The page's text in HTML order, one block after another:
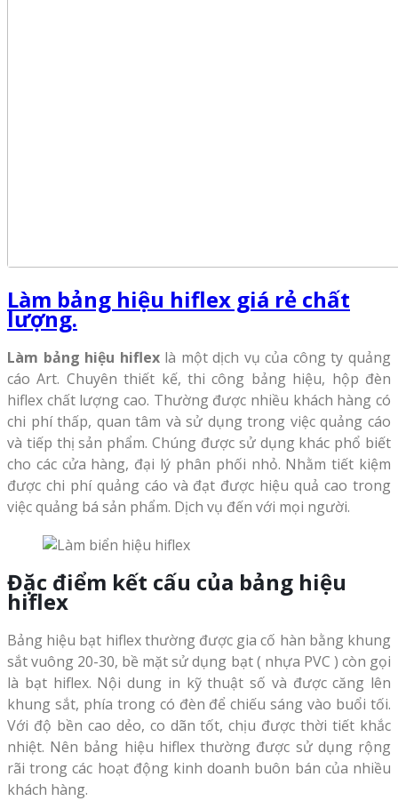
Làm bảng hiệu hiflex giá rẻ chất
lượng.
Làm bảng hiệu hiflexlà một dịch vụ của công ty quảng
cáo Art. Chuyên thiết kế, thi công bảng hiệu, hộp đèn
hiflex chất lượng cao. Thường được nhiều khách hàng có
chi phí thấp, quan tâm và sử dụng trong việc quảng cáo
và tiếp thị sản phẩm. Chúng được sử dụng khác phổ biết
cho các cửa hàng, đại lý phân phối nhỏ. Nhằm tiết kiệm
được chi phí quảng cáo và đạt được hiệu quả cao trong
việc quảng bá sản phẩm. Dịch vụ đến với mọi người.
Đặc điểm kết cấu của bảng hiệu
hiflex
Bảng hiệu bạt hiflex thường được gia cố hàn bằng khung
sắt vuông 20-30, bề mặt sử dụng bạt ( nhựa PVC ) còn gọi
là bạt hiflex. Nội dung in kỹ thuật số và được căng lên
khung sắt, phía trong có đèn để chiếu sáng vào buổi tối.
Với độ bền cao dẻo, co dãn tốt, chịu được thời tiết khắc
nhiệt. Nên bảng hiệu hiflex thường được sử dụng rộng
rãi trong các hoạt động kinh doanh buôn bán của nhiều
khách hàng.